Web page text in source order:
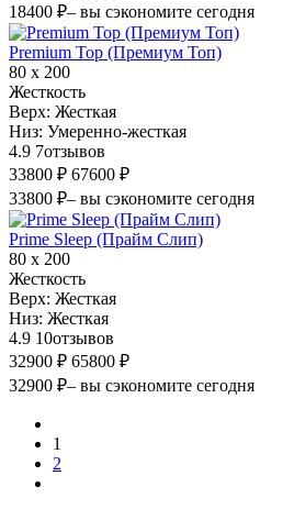
18400 ₽– вы сэкономите сегодня
Premium Top (Премиум Топ)
80 х 200
Жесткость
Верх: Жесткая
Низ: Умеренно-жесткая
4.9 7отзывов
33800 ₽ 67600 ₽
33800 ₽– вы сэкономите сегодня
Prime Sleep (Прайм Слип)
80 х 200
Жесткость
Верх: Жесткая
Низ: Жесткая
4.9 10отзывов
32900 ₽ 65800 ₽
32900 ₽– вы сэкономите сегодня
1
2